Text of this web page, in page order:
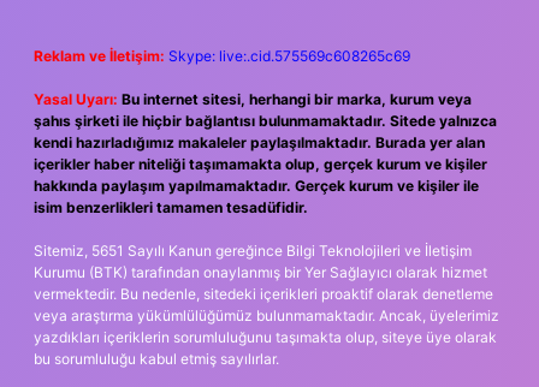
Reklam ve İletişim: Skype: live:.cid.575569c608265c69
Yasal Uyarı: Bu internet sitesi, herhangi bir marka, kurum veya
şahıs şirketi ile hiçbir bağlantısı bulunmamaktadır. Sitede yalnızca
kendi hazırladığımız makaleler paylaşılmaktadır. Burada yer alan
içerikler haber niteliği taşımamakta olup, gerçek kurum ve kişiler
hakkında paylaşım yapılmamaktadır. Gerçek kurum ve kişiler ile
isim benzerlikleri tamamen tesadüfidir.
Sitemiz, 5651 Sayılı Kanun gereğince Bilgi Teknolojileri ve İletişim
Kurumu (BTK) tarafından onaylanmış bir Yer Sağlayıcı olarak hizmet
vermektedir. Bu nedenle, sitedeki içerikleri proaktif olarak denetleme
veya araştırma yükümlülüğümüz bulunmamaktadır. Ancak, üyelerimiz
yazdıkları içeriklerin sorumluluğunu taşımakta olup, siteye üye olarak
bu sorumluluğu kabul etmiş sayılırlar.